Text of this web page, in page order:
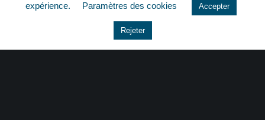
Non classé
expérience.
Paramètres des cookies Accepter
Rejeter